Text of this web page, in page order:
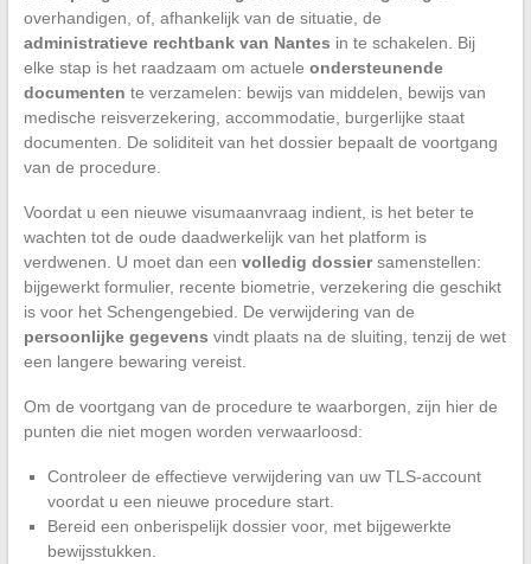
overhandigen, of, afhankelijk van de situatie, de
administratieve rechtbank van Nantes in te schakelen. Bij
elke stap is het raadzaam om actuele ondersteunende
documenten te verzamelen: bewijs van middelen, bewijs van
medische reisverzekering, accommodatie, burgerlijke staat
documenten. De soliditeit van het dossier bepaalt de voortgang
van de procedure.
Voordat u een nieuwe visumaanvraag indient, is het beter te
wachten tot de oude daadwerkelijk van het platform is
verdwenen. U moet dan een volledig dossiersamenstellen:
bijgewerkt formulier, recente biometrie, verzekering die geschikt
is voor het Schengengebied. De verwijdering van de
persoonlijke gegevens vindt plaats na de sluiting, tenzij de wet
een langere bewaring vereist.
Om de voortgang van de procedure te waarborgen, zijn hier de
punten die niet mogen worden verwaarloosd:
Controleer de effectieve verwijdering van uw TLS-account
voordat u een nieuwe procedure start.
Bereid een onberispelijk dossier voor, met bijgewerkte
bewijsstukken.